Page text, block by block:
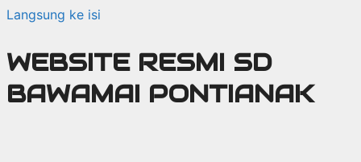
Langsung ke isi
WEBSITE RESMI SD
BAWAMAI PONTIANAK